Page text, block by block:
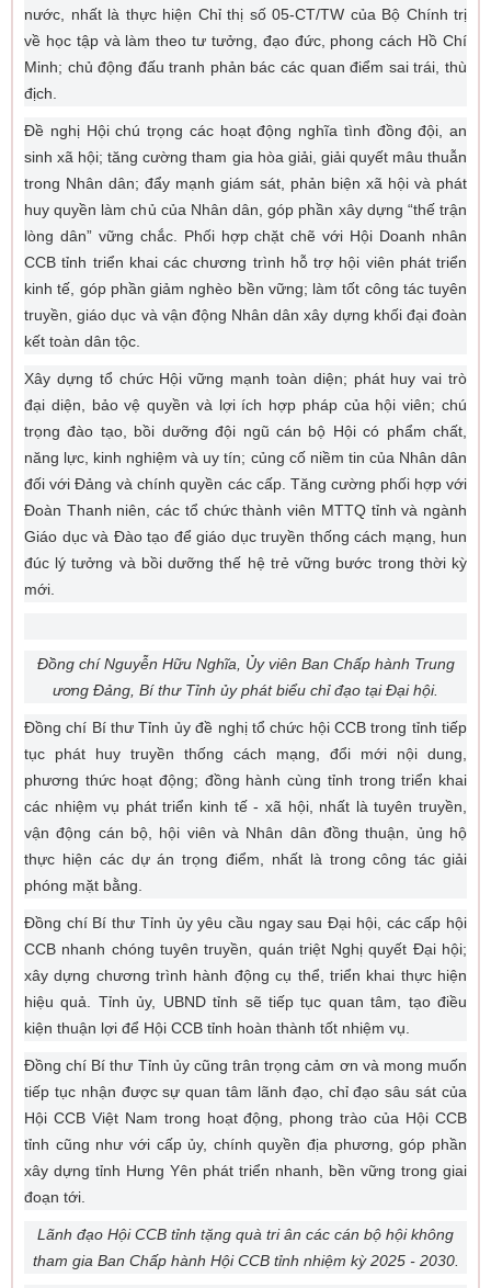
nước, nhất là thực hiện Chỉ thị số 05-CT/TW của Bộ Chính trị
về học tập và làm theo tư tưởng, đạo đức, phong cách Hồ Chí
Minh; chủ động đấu tranh phản bác các quan điểm sai trái, thù
địch.
Đề nghị Hội chú trọng các hoạt động nghĩa tình đồng đội, an
sinh xã hội; tăng cường tham gia hòa giải, giải quyết mâu thuẫn
trong Nhân dân; đẩy mạnh giám sát, phản biện xã hội và phát
huy quyền làm chủ của Nhân dân, góp phần xây dựng “thế trận
lòng dân” vững chắc. Phối hợp chặt chẽ với Hội Doanh nhân
CCB tỉnh triển khai các chương trình hỗ trợ hội viên phát triển
kinh tế, góp phần giảm nghèo bền vững; làm tốt công tác tuyên
truyền, giáo dục và vận động Nhân dân xây dựng khối đại đoàn
kết toàn dân tộc.
Xây dựng tổ chức Hội vững mạnh toàn diện; phát huy vai trò
đại diện, bảo vệ quyền và lợi ích hợp pháp của hội viên; chú
trọng đào tạo, bồi dưỡng đội ngũ cán bộ Hội có phẩm chất,
năng lực, kinh nghiệm và uy tín; củng cố niềm tin của Nhân dân
đối với Đảng và chính quyền các cấp. Tăng cường phối hợp với
Đoàn Thanh niên, các tổ chức thành viên MTTQ tỉnh và ngành
Giáo dục và Đào tạo để giáo dục truyền thống cách mạng, hun
đúc lý tưởng và bồi dưỡng thế hệ trẻ vững bước trong thời kỳ
mới.
Đồng chí Nguyễn Hữu Nghĩa, Ủy viên Ban Chấp hành Trung
ương Đảng, Bí thư Tỉnh ủy phát biểu chỉ đạo tại Đại hội.
Đồng chí Bí thư Tỉnh ủy đề nghị tổ chức hội CCB trong tỉnh tiếp
tục phát huy truyền thống cách mạng, đổi mới nội dung,
phương thức hoạt động; đồng hành cùng tỉnh trong triển khai
các nhiệm vụ phát triển kinh tế - xã hội, nhất là tuyên truyền,
vận động cán bộ, hội viên và Nhân dân đồng thuận, ủng hộ
thực hiện các dự án trọng điểm, nhất là trong công tác giải
phóng mặt bằng.
Đồng chí Bí thư Tỉnh ủy yêu cầu ngay sau Đại hội, các cấp hội
CCB nhanh chóng tuyên truyền, quán triệt Nghị quyết Đại hội;
xây dựng chương trình hành động cụ thể, triển khai thực hiện
hiệu quả. Tỉnh ủy, UBND tỉnh sẽ tiếp tục quan tâm, tạo điều
kiện thuận lợi để Hội CCB tỉnh hoàn thành tốt nhiệm vụ.
Đồng chí Bí thư Tỉnh ủy cũng trân trọng cảm ơn và mong muốn
tiếp tục nhận được sự quan tâm lãnh đạo, chỉ đạo sâu sát của
Hội CCB Việt Nam trong hoạt động, phong trào của Hội CCB
tỉnh cũng như với cấp ủy, chính quyền địa phương, góp phần
xây dựng tỉnh Hưng Yên phát triển nhanh, bền vững trong giai
đoạn tới.
Lãnh đạo Hội CCB tỉnh tặng quà tri ân các cán bộ hội không
tham gia Ban Chấp hành Hội CCB tỉnh nhiệm kỳ 2025 - 2030.